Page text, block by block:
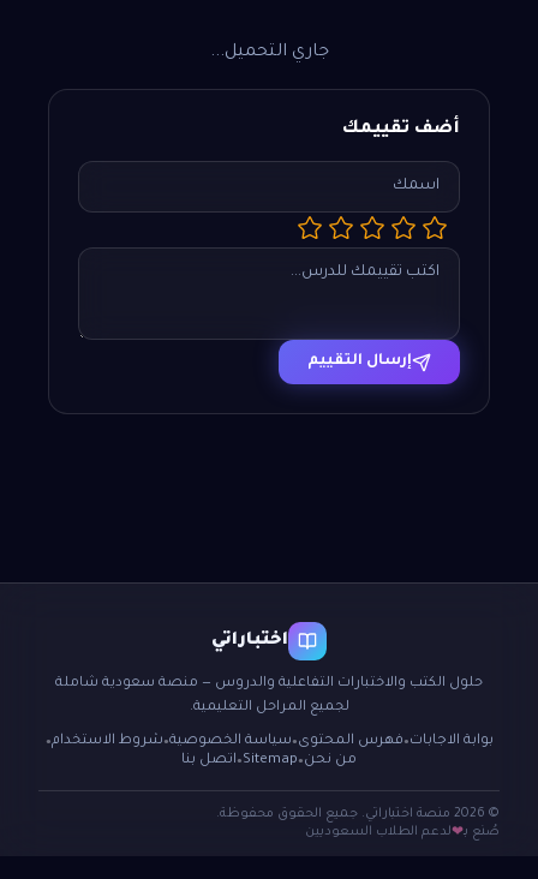
جاري التحميل...
أضف تقييمك
إرسال التقييم
اختباراتي
حلول الكتب والاختبارات التفاعلية والدروس — منصة سعودية شاملة
لجميع المراحل التعليمية.
بوابة الاجابات ● فهرس المحتوى ● سياسة الخصوصية● شروط الاستخدام●
من نحن ●
Sitemap
● اتصل بنا
© 2026 منصة اختباراتي. جميع الحقوق محفوظة.
صُنع بـ❤لدعم الطلاب السعوديين